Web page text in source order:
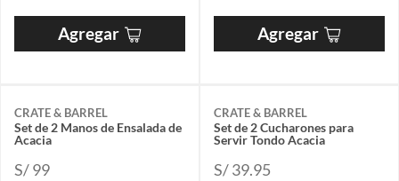
Agregar Agregar
CRATE & BARREL
Set de 2 Manos de Ensalada de
Acacia
S/ 99
CRATE & BARREL
Set de 2 Cucharones para
Servir Tondo Acacia
S/ 39.95